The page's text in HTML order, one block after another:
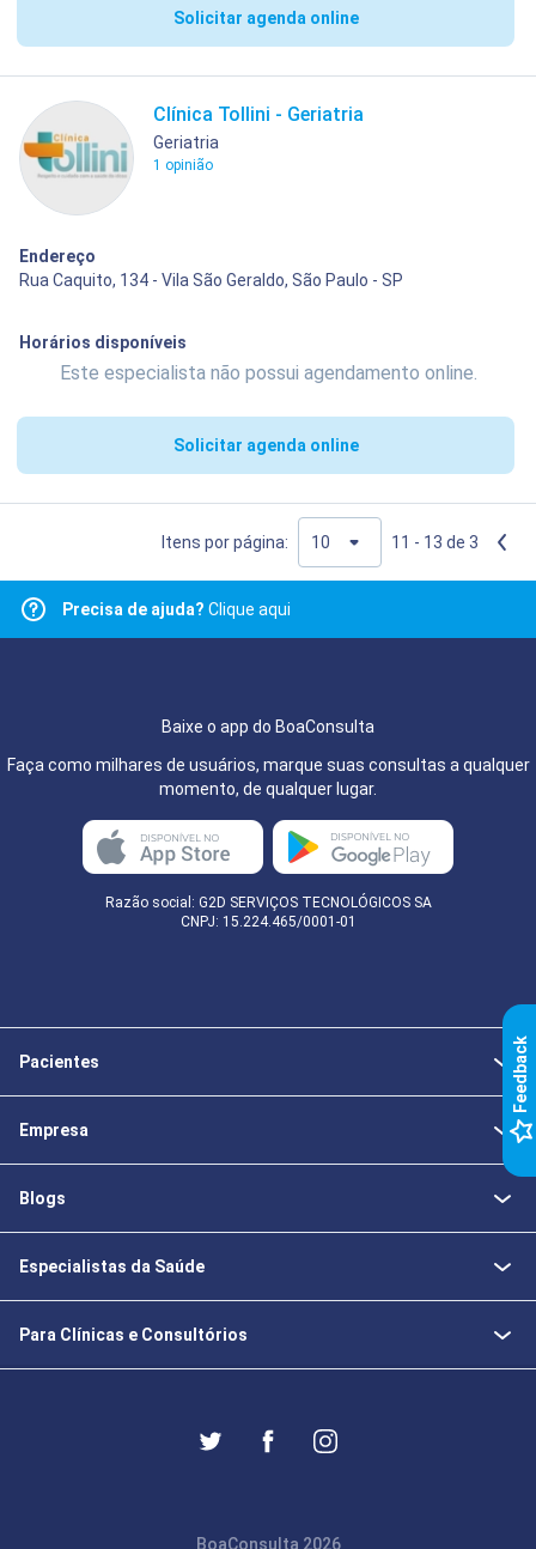
Solicitar agenda online
Clínica Tollini - Geriatria
Geriatria
1 opinião
Endereço
Rua Caquito, 134 - Vila São Geraldo, São Paulo - SP
Horários disponíveis
Este especialista não possui agendamento online.
Solicitar agenda online
Itens por página: 11 - 13 de 3
Precisa de ajuda? Clique aqui
Baixe o app do BoaConsulta
Faça como milhares de usuários, marque suas consultas a qualquer
momento, de qualquer lugar.
Razão social: G2D SERVIÇOS TECNOLÓGICOS SA
CNPJ: 15.224.465/0001-01
Pacientes
Empresa
Blogs
Especialistas da Saúde
Para Clínicas e Consultórios
BoaConsulta 2026
k